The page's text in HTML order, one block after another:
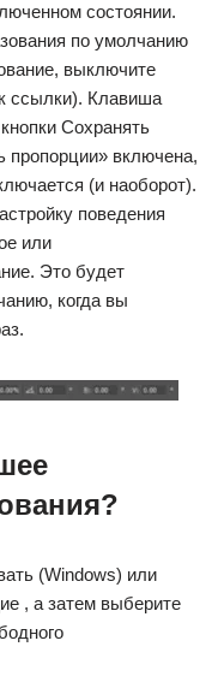
состоянии.
по умолчанию
выключите
ссылки). Клавиша
Сохранять
пропорции» включена,
(и наоборот).
поведения
или
Это будет
когда вы
(Windows) или
, а затем выберите